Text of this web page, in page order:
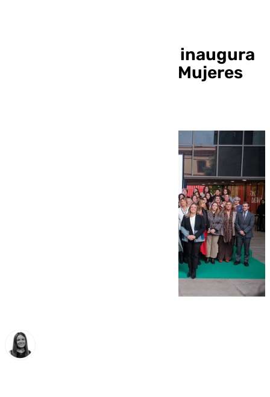
Diputación de Sevilla inaugura
la Feria Provincial de Mujeres